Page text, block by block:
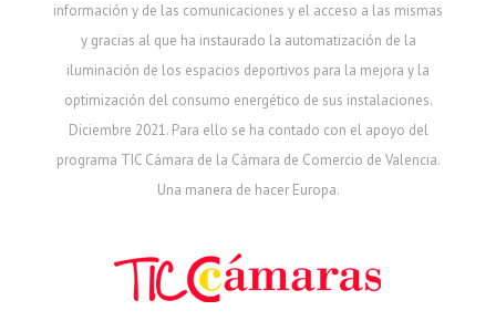
información y de las comunicaciones y el acceso a las mismas
y gracias al que ha instaurado la automatización de la
iluminación de los espacios deportivos para la mejora y la
optimización del consumo energético de sus instalaciones.
Diciembre 2021. Para ello se ha contado con el apoyo del
programa TIC Cámara de la Cámara de Comercio de Valencia.
Una manera de hacer Europa.